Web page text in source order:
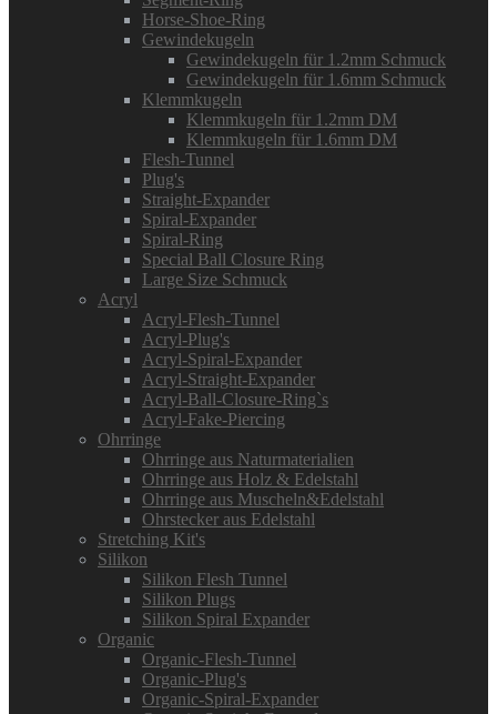
Horse-Shoe-Ring
Gewindekugeln
Gewindekugeln für 1.2mm Schmuck
Gewindekugeln für 1.6mm Schmuck
Klemmkugeln
Klemmkugeln für 1.2mm DM
Klemmkugeln für 1.6mm DM
Flesh-Tunnel
Plug's
Straight-Expander
Spiral-Expander
Spiral-Ring
Special Ball Closure Ring
Large Size Schmuck
Acryl
Acryl-Flesh-Tunnel
Acryl-Plug's
Acryl-Spiral-Expander
Acryl-Straight-Expander
Acryl-Ball-Closure-Ring`s
Acryl-Fake-Piercing
Ohrringe
Ohrringe aus Naturmaterialien
Ohrringe aus Holz & Edelstahl
Ohrringe aus Muscheln&Edelstahl
Ohrstecker aus Edelstahl
Stretching Kit's
Silikon
Silikon Flesh Tunnel
Silikon Plugs
Silikon Spiral Expander
Organic
Organic-Flesh-Tunnel
Organic-Plug's
Organic-Spiral-Expander